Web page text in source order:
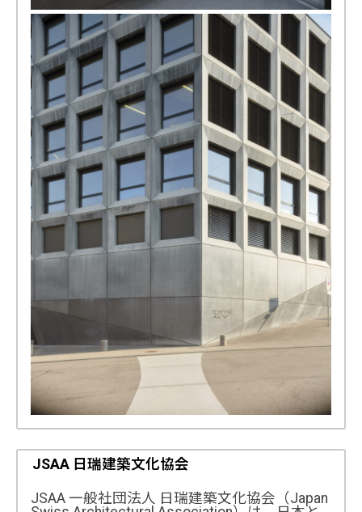
[写真] Swiss National Museum, Zurich, 2016 © Stefano Graziani
JSAA 日瑞建築文化協会
JSAA 一般社団法人 日瑞建築文化協会（Japan